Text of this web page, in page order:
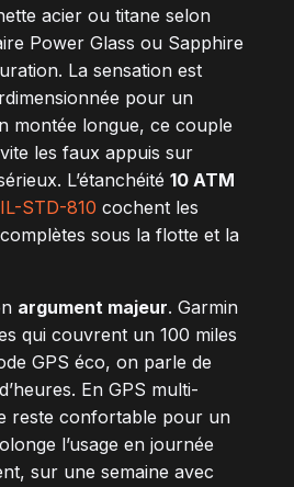
acier ou titane selon
Power Glass ou Sapphire
La sensation est
pour un
montée longue, ce couple
les faux appuis sur
L’étanchéité 10 ATM
STD-810 cochent les
sous la flotte et la
argument majeur. Garmin
qui couvrent un 100 miles
GPS éco, on parle de
En GPS multi-
reste confortable pour un
l’usage en journée
sur une semaine avec